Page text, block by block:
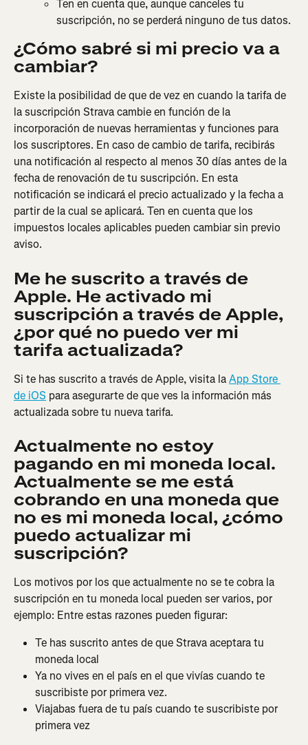
Ten en cuenta que, aunque canceles tu
suscripción, no se perderá ninguno de tus datos.
¿Cómo sabré si mi precio va a
cambiar?
Existe la posibilidad de que de vez en cuando la tarifa de
la suscripción Strava cambie en función de la
incorporación de nuevas herramientas y funciones para
los suscriptores. En caso de cambio de tarifa, recibirás
una notificación al respecto al menos 30 días antes de la
fecha de renovación de tu suscripción. En esta
notificación se indicará el precio actualizado y la fecha a
partir de la cual se aplicará. Ten en cuenta que los
impuestos locales aplicables pueden cambiar sin previo
aviso.
Me he suscrito a través de
Apple. He activado mi
suscripción a través de Apple,
¿por qué no puedo ver mi
tarifa actualizada?
Si te has suscrito a través de Apple, visita la App Store
de iOS para asegurarte de que ves la información más
actualizada sobre tu nueva tarifa.
Actualmente no estoy
pagando en mi moneda local.
Actualmente se me está
cobrando en una moneda que
no es mi moneda local, ¿cómo
puedo actualizar mi
suscripción?
Los motivos por los que actualmente no se te cobra la
suscripción en tu moneda local pueden ser varios, por
ejemplo: Entre estas razones pueden figurar:
Te has suscrito antes de que Strava aceptara tu
moneda local
Ya no vives en el país en el que vivías cuando te
suscribiste por primera vez.
Viajabas fuera de tu país cuando te suscribiste por
primera vez